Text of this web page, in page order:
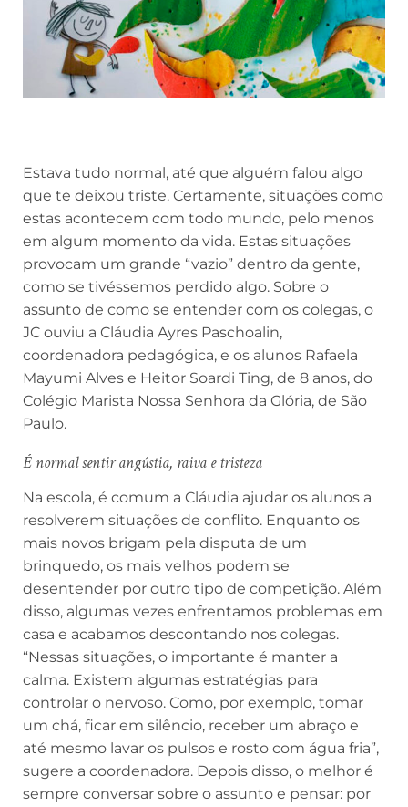
Estava tudo normal, até que alguém falou algo
que te deixou triste. Certamente, situações como
estas acontecem com todo mundo, pelo menos
em algum momento da vida. Estas situações
provocam um grande “vazio” dentro da gente,
como se tivéssemos perdido algo. Sobre o
assunto de como se entender com os colegas, o
JC ouviu a Cláudia Ayres Paschoalin,
coordenadora pedagógica, e os alunos Rafaela
Mayumi Alves e Heitor Soardi Ting, de 8 anos, do
Colégio Marista Nossa Senhora da Glória, de São
Paulo.
É normal sentir angústia, raiva e tristeza
Na escola, é comum a Cláudia ajudar os alunos a
resolverem situações de conflito. Enquanto os
mais novos brigam pela disputa de um
brinquedo, os mais velhos podem se
desentender por outro tipo de competição. Além
disso, algumas vezes enfrentamos problemas em
casa e acabamos descontando nos colegas.
“Nessas situações, o importante é manter a
calma. Existem algumas estratégias para
controlar o nervoso. Como, por exemplo, tomar
um chá, ficar em silêncio, receber um abraço e
até mesmo lavar os pulsos e rosto com água fria”,
sugere a coordenadora. Depois disso, o melhor é
sempre conversar sobre o assunto e pensar: por